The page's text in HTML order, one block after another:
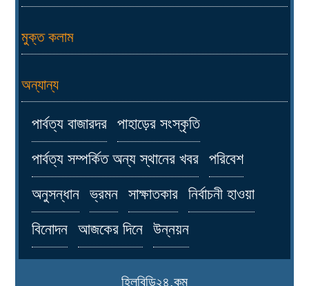
মুক্ত কলাম
অন্যান্য
পার্বত্য বাজারদর পাহাড়ের সংস্কৃতি
পার্বত্য সম্পর্কিত অন্য স্থানের খবর পরিবেশ
অনুসন্ধান ভ্রমন সাক্ষাতকার নির্বাচনী হাওয়া
বিনোদন আজকের দিনে উন্নয়ন
হিলবিডি২৪.কম